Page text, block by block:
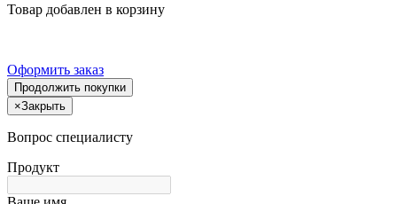
Товар добавлен в корзину
Оформить заказ
Продолжить покупки
×Закрыть
Вопрос специалисту
Продукт